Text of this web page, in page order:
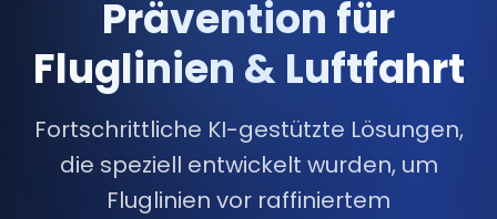
Prävention für
Fluglinien & Luftfahrt
Fortschrittliche KI-gestützte Lösungen,
die speziell entwickelt wurden, um
Fluglinien vor raffiniertem